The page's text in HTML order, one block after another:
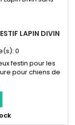
LAPIN DIVIN
0
festin pour les
pour chiens de
faible en gras et
frais et le plus
la recette
minéraux...